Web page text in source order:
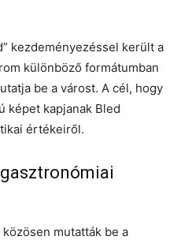
kezdeményezéssel került a
különböző formátumban
be a várost. A cél, hogy
képet kapjanak Bled
értékeiről.
mutatták be a